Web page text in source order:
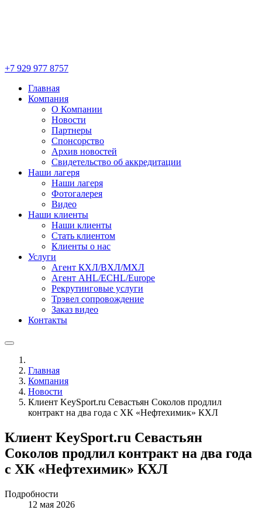
+7 929 977 8757
Главная
Компания
О Компании
Новости
Партнеры
Спонсорство
Архив новостей
Свидетельство об аккредитации
Наши лагеря
Наши лагеря
Фотогалерея
Видео
Наши клиенты
Наши клиенты
Стать клиентом
Клиенты о нас
Услуги
Агент КХЛ/ВХЛ/МХЛ
Агент AHL/ECHL/Europe
Рекрутинговые услуги
Трэвел сопровождение
Заказ видео
Контакты
Главная
Компания
Новости
Клиент KeySport.ru Севастьян Соколов продлил
контракт на два года с ХК «Нефтехимик» КХЛ
Клиент KeySport.ru Севастьян
Соколов продлил контракт на два года
с ХК «Нефтехимик» КХЛ
Подробности
12 мая 2026